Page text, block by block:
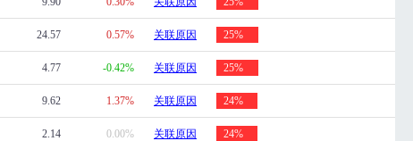
24.57 0.57% 关联原因 25%
4.77 -0.42% 关联原因 25%
9.62 1.37% 关联原因 24%
2.14 0.00% 关联原因 24%